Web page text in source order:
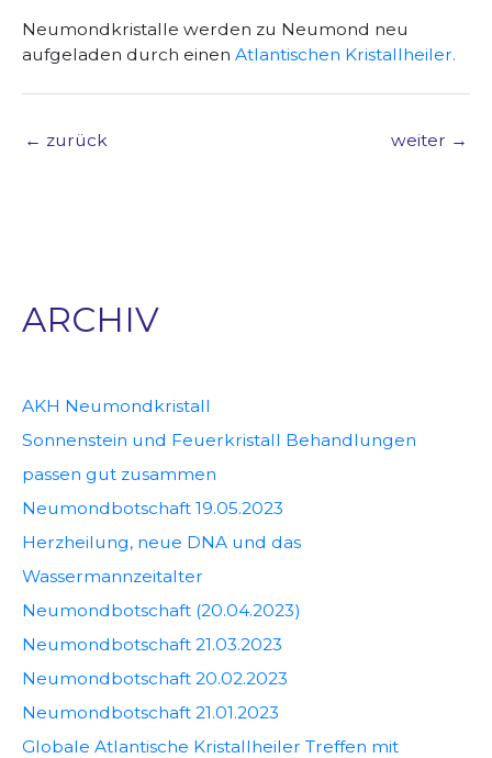
Neumondkristalle werden zu Neumond neu
aufgeladen durch einen Atlantischen Kristallheiler.
← zurück weiter →
ARCHIV
AKH Neumondkristall
Sonnenstein und Feuerkristall Behandlungen
passen gut zusammen
Neumondbotschaft 19.05.2023
Herzheilung, neue DNA und das
Wassermannzeitalter
Neumondbotschaft (20.04.2023)
Neumondbotschaft 21.03.2023
Neumondbotschaft 20.02.2023
Neumondbotschaft 21.01.2023
Globale Atlantische Kristallheiler Treffen mit